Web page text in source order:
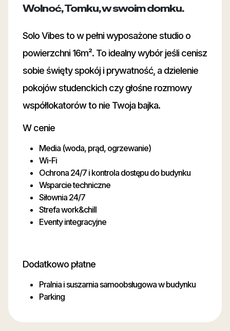
Wolnoć, Tomku, w swoim domku.
Solo Vibes to w pełni wyposażone studio o
powierzchni 16m². To idealny wybór jeśli cenisz
sobie święty spokój i prywatność, a dzielenie
pokojów studenckich czy głośne rozmowy
współlokatorów to nie Twoja bajka.
W cenie
Media (woda, prąd, ogrzewanie)
Wi-Fi
Ochrona 24/7 i kontrola dostępu do budynku
Wsparcie techniczne
Siłownia 24/7
Strefa work&chill
Eventy integracyjne
Dodatkowo płatne
Pralnia i suszarnia samoobsługowa w budynku
Parking